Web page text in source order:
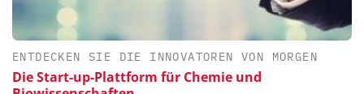
ENTDECKEN SIE DIE INNOVATOREN VON MORGEN
Die Start-up-Plattform für Chemie und